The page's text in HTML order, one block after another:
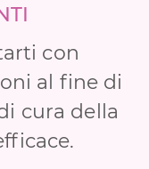
con
al fine di
cura della